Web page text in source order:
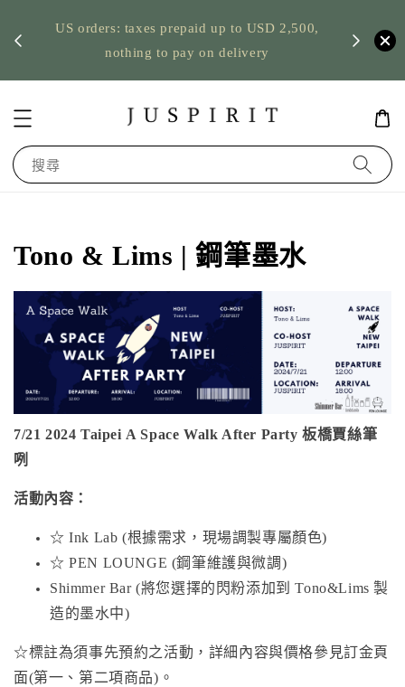
US orders: taxes prepaid up to USD 2,500,
nothing to pay on delivery
台灣筆
搜尋
Tono & Lims | 鋼筆墨水
7/21 2024 Taipei A Space Walk After Party 板橋賈絲筆
咧
活動內容：
☆ Ink Lab (根據需求，現場調製專屬顏色)
☆ PEN LOUNGE (鋼筆維護與微調)
Shimmer Bar (將您選擇的閃粉添加到 Tono&Lims 製
造的墨水中)
☆標註為須事先預約之活動，詳細內容與價格參見訂金頁
面(第一、第二項商品)。